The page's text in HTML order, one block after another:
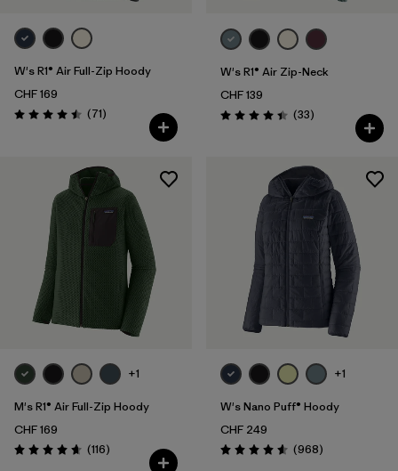
W's R1® Air Full-Zip Hoody
CHF 169
Bewertung: 4.5 / 5
(71Rezensionen
)
W's R1® Air Zip-Neck
CHF 139
Bewertung: 4.4 / 5
(33Rezensionen
)
+1
M's R1® Air Full-Zip Hoody
CHF 169
Bewertung: 4.7 / 5
(116Rezensionen
)
+1
W's Nano Puff® Hoody
CHF 249
Bewertung: 4.6 / 5
(968Rezensionen
)